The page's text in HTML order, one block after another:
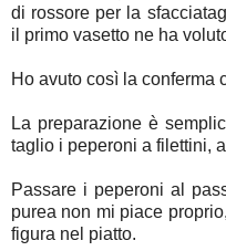
di rossore per la
il primo vasetto ne ha
Ho avuto così la conferma
La preparazione è
taglio i peperoni a filettini,
Passare i peperoni al
purea non mi piace
figura nel piatto.